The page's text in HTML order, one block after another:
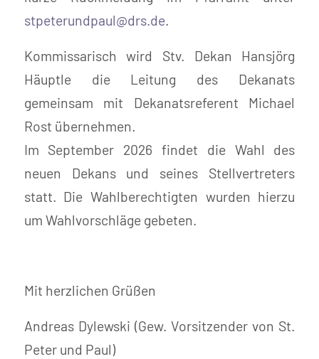
stpeterundpaul@drs.de.
Kommissarisch wird Stv. Dekan Hansjörg
Häuptle die Leitung des Dekanats
gemeinsam mit Dekanatsreferent Michael
Rost übernehmen.
Im September 2026 findet die Wahl des
neuen Dekans und seines Stellvertreters
statt. Die Wahlberechtigten wurden hierzu
um Wahlvorschläge gebeten.
Mit herzlichen Grüßen
Andreas Dylewski (Gew. Vorsitzender von St.
Peter und Paul)